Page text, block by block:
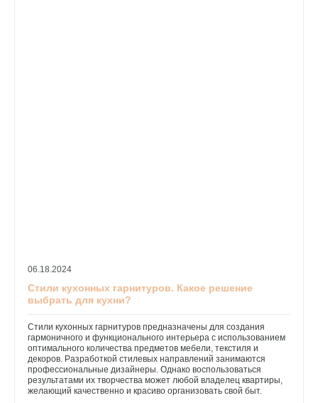
06.18.2024
Стили кухонных гарнитуров. Какое решение
выбрать для кухни?
Стили кухонных гарнитуров предназначены для создания
гармоничного и функционального интерьера с использованием
оптимального количества предметов мебели, текстиля и
декоров. Разработкой стилевых направлений занимаются
профессиональные дизайнеры. Однако воспользоваться
результатами их творчества может любой владелец квартиры,
желающий качественно и красиво организовать свой быт.